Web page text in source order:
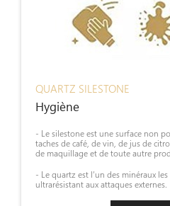
QUARTZ SILESTONE
Hygiène
- Le silestone est une surface non
taches de café, de vin, de jus de
de maquillage et de toute autre
- Le quartz est l’un des minéraux
ultrarésistant aux attaques externes.